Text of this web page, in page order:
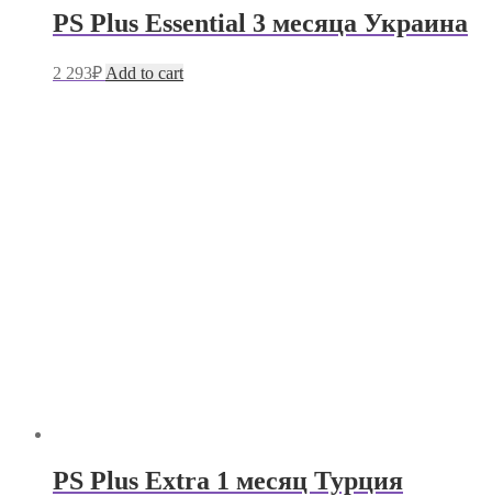
PS Plus Essential 3 месяца Украина
2 293₽ Add to cart
PS Plus Extra 1 месяц Турция